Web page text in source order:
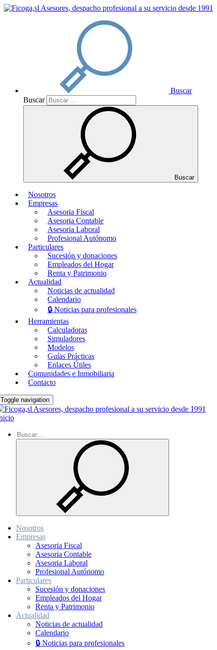
Buscar
Buscar
Buscar
Nosotros
Empresas
Asesoria Fiscal
Asesoria Contable
Asesoria Laboral
Profesional Autónomo
Particulares
Sucesión y donaciones
Empleados del Hogar
Renta y Patrimonio
Actualidad
Noticias de actualidad
Calendario
🔒 Noticias para profesionales
Herramientas
Calculadoras
Simuladores
Modelos
Guías Prácticas
Enlaces Útiles
Comunidades e Inmobiliaria
Contacto
Toggle navigation
Nosotros
Empresas
Asesoria Fiscal
Asesoria Contable
Asesoria Laboral
Profesional Autónomo
Particulares
Sucesión y donaciones
Empleados del Hogar
Renta y Patrimonio
Actualidad
Noticias de actualidad
Calendario
🔒 Noticias para profesionales